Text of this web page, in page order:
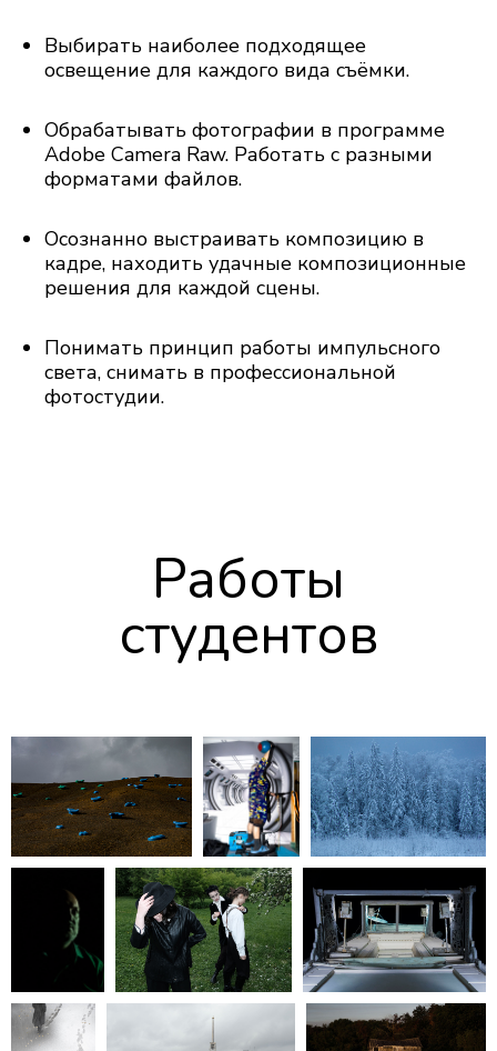
Выбирать наиболее подходящее
освещение для каждого вида съёмки.
Обрабатывать фотографии в программе
Adobe Camera Raw. Работать с разными
форматами файлов.
Осознанно выстраивать композицию в
кадре, находить удачные композиционные
решения для каждой сцены.
Понимать принцип работы импульсного
света, снимать в профессиональной
фотостудии.
Работы
студентов